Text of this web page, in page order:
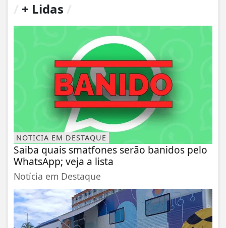
+ Lidas
NOTICIA EM DESTAQUE
Saiba quais smatfones serão banidos pelo
WhatsApp; veja a lista
Notícia em Destaque